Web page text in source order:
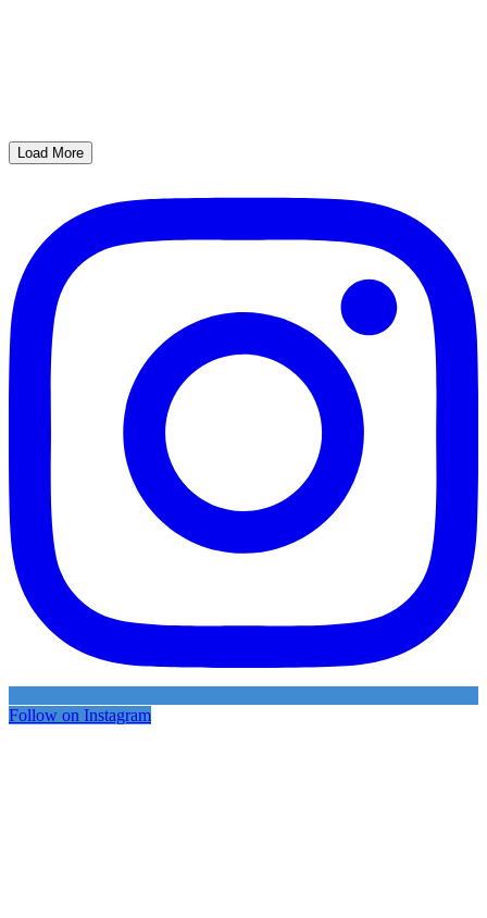
Load More
Follow on Instagram